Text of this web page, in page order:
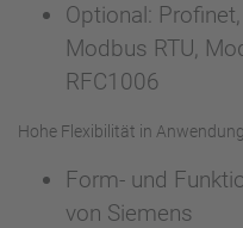
Optional:
Modbus RTU,
RFC1006
Hohe Flexibilität in
Form- und
von Siemens